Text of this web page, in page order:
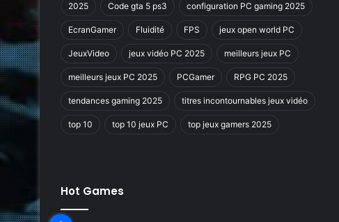
2025 Code gta 5 ps3 configuration PC gaming 2025
EcranGamer Fluidité FPS jeux open world PC
JeuxVideo jeux vidéo PC 2025 meilleurs jeux PC
meilleurs jeux PC 2025 PCGamer RPG PC 2025
tendances gaming 2025 titres incontournables jeux vidéo
top 10 top 10 jeux PC top jeux gamers 2025
Hot Games